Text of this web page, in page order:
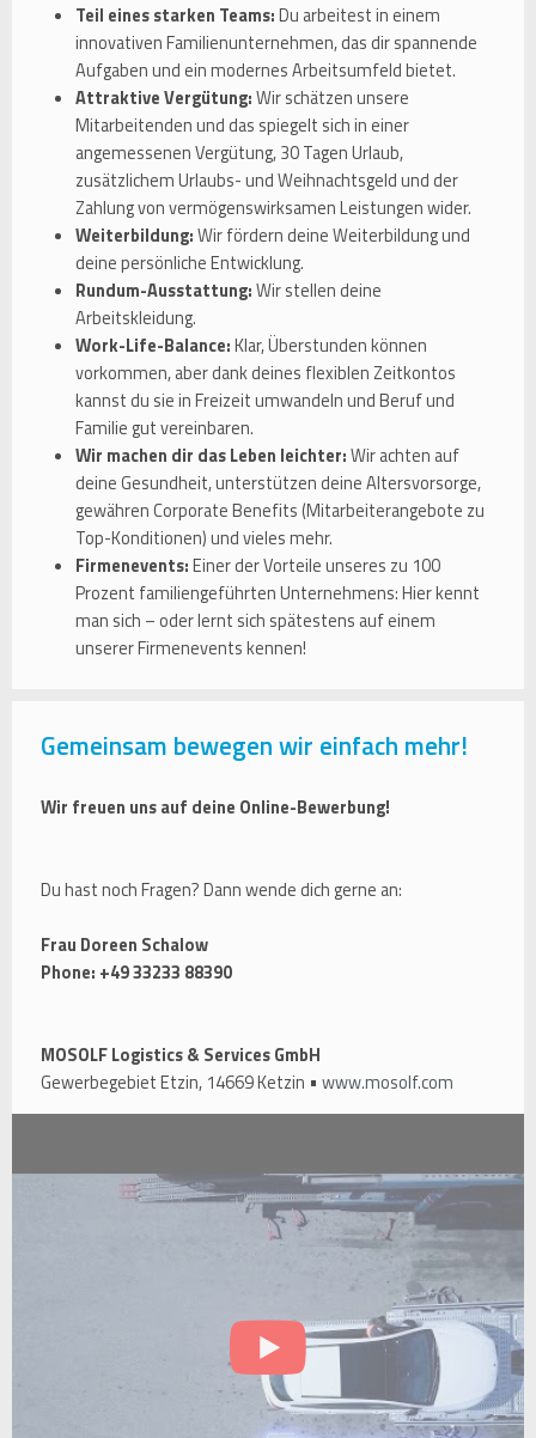
Teil eines starken Teams:Du arbeitest in einem
innovativen Familienunternehmen, das dir spannende
Aufgaben und ein modernes Arbeitsumfeld bietet.
Attraktive Vergütung:Wir schätzen unsere
Mitarbeitenden und das spiegelt sich in einer
angemessenen Vergütung, 30 Tagen Urlaub,
zusätzlichem Urlaubs- und Weihnachtsgeld und der
Zahlung von vermögenswirksamen Leistungen wider.
Weiterbildung:Wir fördern deine Weiterbildung und
deine persönliche Entwicklung.
Rundum-Ausstattung:Wir stellen deine
Arbeitskleidung.
Work-Life-Balance:Klar, Überstunden können
vorkommen, aber dank deines flexiblen Zeitkontos
kannst du sie in Freizeit umwandeln und Beruf und
Familie gut vereinbaren.
Wir machen dir das Leben leichter:Wir achten auf
deine Gesundheit, unterstützen deine Altersvorsorge,
gewähren Corporate Benefits (Mitarbeiterangebote zu
Top-Konditionen) und vieles mehr.
Firmenevents:Einer der Vorteile unseres zu 100
Prozent familiengeführten Unternehmens: Hier kennt
man sich – oder lernt sich spätestens auf einem
unserer Firmenevents kennen!
Gemeinsam bewegen wir einfach mehr!
Wir freuen uns auf deine Online-Bewerbung!
Du hast noch Fragen? Dann wende dich gerne an:
Frau Doreen Schalow
Phone: +49 33233 88390
MOSOLF Logistics & Services GmbH
Gewerbegebiet Etzin, 14669 Ketzin • www.mosolf.com